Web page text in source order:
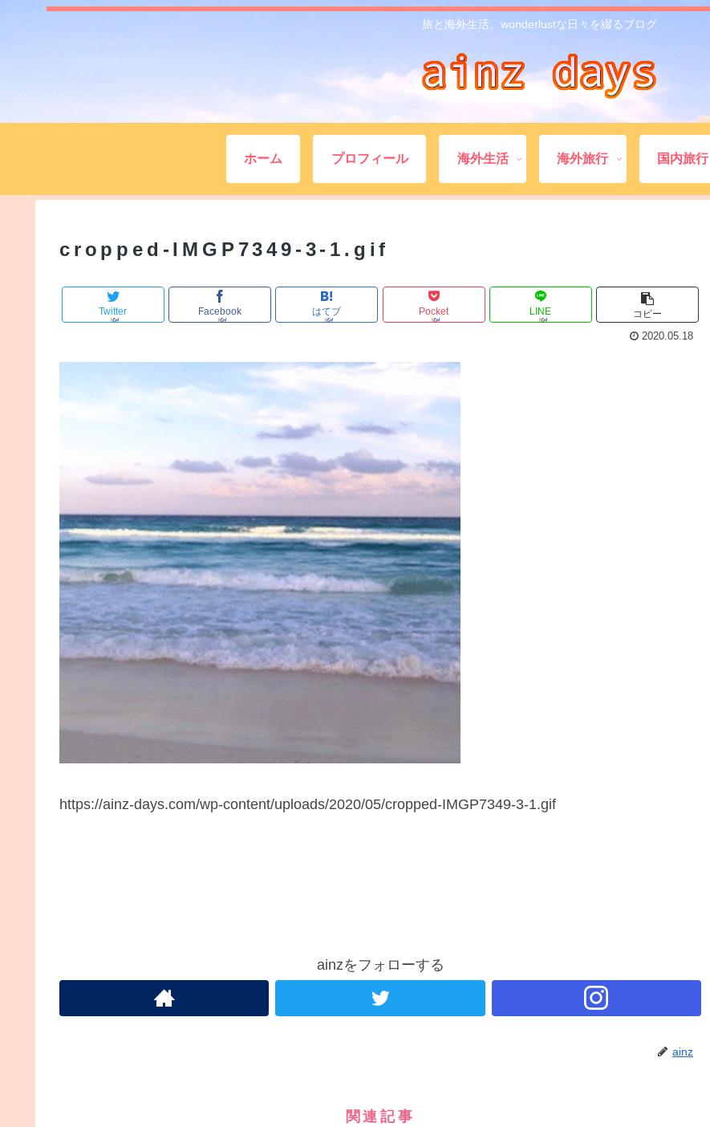
旅と海外生活、wonderlustな日々を綴るブログ
ホーム プロフィール 海外生活 海外旅行 国内旅行
cropped-IMGP7349-3-1.gif
Twitter Facebook はてブ Pocket LINE コピー
2020.05.18
https://ainz-days.com/wp-content/uploads/2020/05/cropped-IMGP7349-3-1.gif
ainzをフォローする
ainz
関連記事